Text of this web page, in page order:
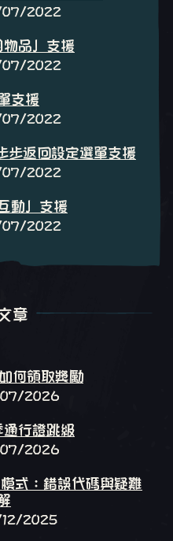
07/2022
物品」支援
07/2022
支援
07/2022
返回設定選單支援
07/2022
動」支援
07/2022
章
何領取獎勵
07/2026
通行證跳級
07/2026
式：錯誤代碼與疑難
12/2025